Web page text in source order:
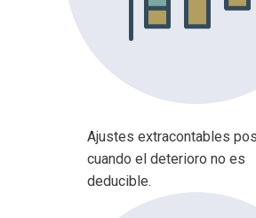
Ajustes extracontables
cuando el deterioro no es
deducible.